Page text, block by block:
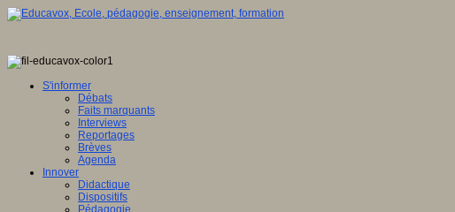
S'informer
Débats
Faits marquants
Interviews
Reportages
Brèves
Agenda
Innover
Didactique
Dispositifs
Pédagogie